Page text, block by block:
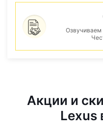
Озвучиваем
Акции и
Lexus